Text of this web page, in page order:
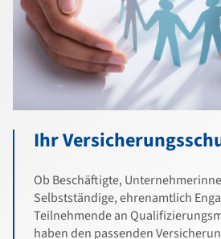
Ihr
Ob Beschäftigte,
Selbstständige, ehrenamtlich
Teilnehmende an
haben den passenden